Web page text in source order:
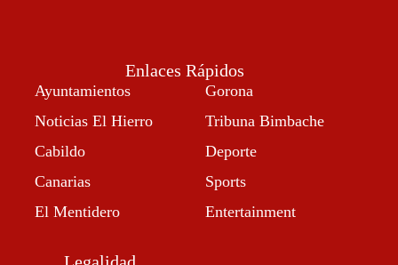
Enlaces Rápidos
Ayuntamientos
Noticias El Hierro
Cabildo
Canarias
El Mentidero
Gorona
Tribuna Bimbache
Deporte
Sports
Entertainment